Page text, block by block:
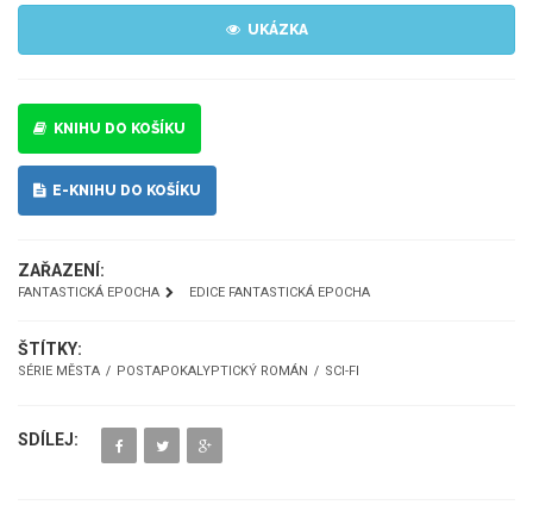
UKÁZKA
KNIHU DO KOŠÍKU
E-KNIHU DO KOŠÍKU
ZAŘAZENÍ:
FANTASTICKÁ EPOCHA EDICE FANTASTICKÁ EPOCHA
ŠTÍTKY:
SÉRIE MĚSTA POSTAPOKALYPTICKÝ ROMÁN SCI-FI
SDÍLEJ: